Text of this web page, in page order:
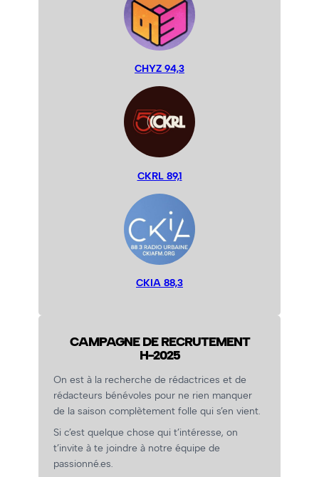
CHYZ 94,3
CKRL 89,1
CKIA 88,3
CAMPAGNE DE RECRUTEMENT
H-2025
On est à la recherche de rédactrices et de
rédacteurs bénévoles pour ne rien manquer
de la saison complètement folle qui s’en vient.
Si c’est quelque chose qui t’intéresse, on
t’invite à te joindre à notre équipe de
passionné.es.